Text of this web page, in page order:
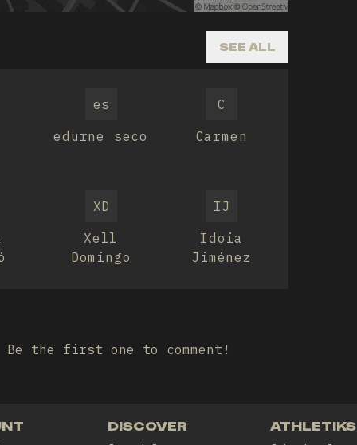
SEE ALL
es
edurne seco
C
Carmen
XD
Xell
Domingo
IJ
Idoia
Jiménez
Be the first one to comment!
DISCOVER ATHLETIKS